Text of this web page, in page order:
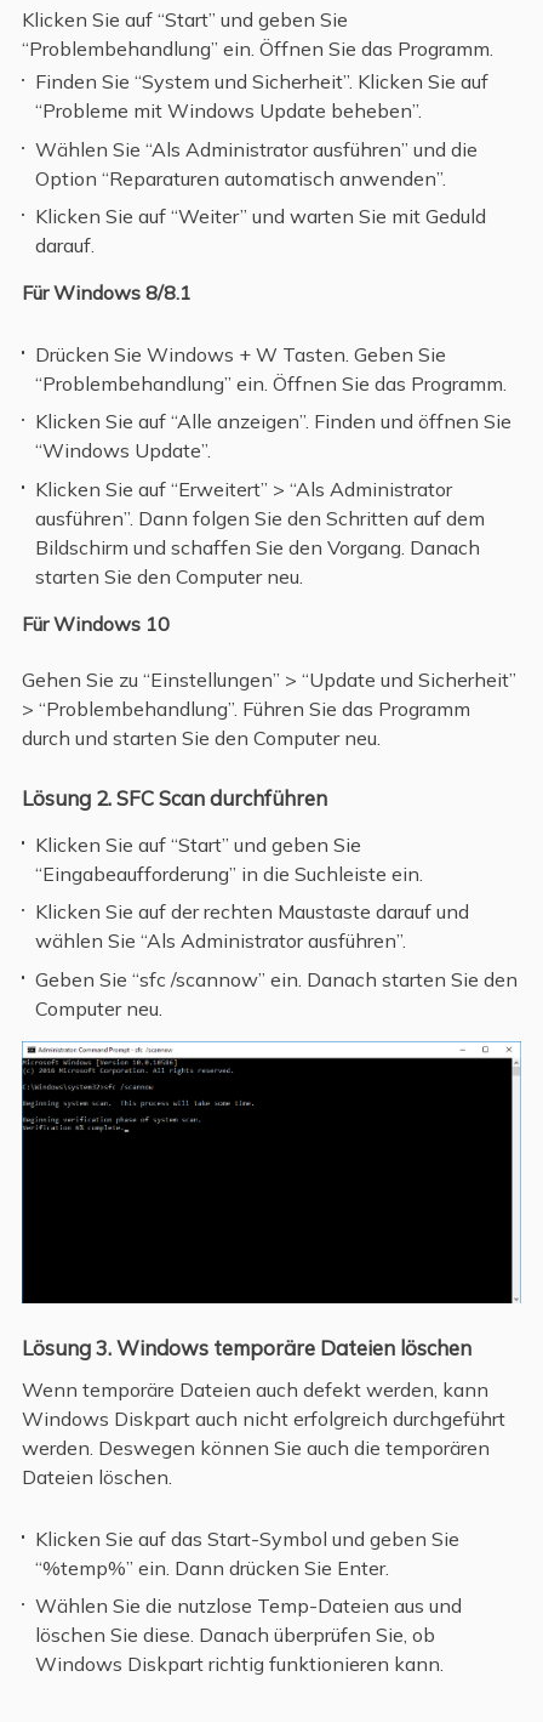
Klicken Sie auf “Start” und geben Sie
“Problembehandlung” ein. Öffnen Sie das Programm.
Finden Sie “System und Sicherheit”. Klicken Sie auf
“Probleme mit Windows Update beheben”.
Wählen Sie “Als Administrator ausführen” und die
Option “Reparaturen automatisch anwenden”.
Klicken Sie auf “Weiter” und warten Sie mit Geduld
darauf.
Für Windows 8/8.1
Drücken Sie Windows + W Tasten. Geben Sie
“Problembehandlung” ein. Öffnen Sie das Programm.
Klicken Sie auf “Alle anzeigen”. Finden und öffnen Sie
“Windows Update”.
Klicken Sie auf “Erweitert” > “Als Administrator
ausführen”. Dann folgen Sie den Schritten auf dem
Bildschirm und schaffen Sie den Vorgang. Danach
starten Sie den Computer neu.
Für Windows 10
Gehen Sie zu “Einstellungen” > “Update und Sicherheit”
> “Problembehandlung”. Führen Sie das Programm
durch und starten Sie den Computer neu.
Lösung 2. SFC Scan durchführen
Klicken Sie auf “Start” und geben Sie
“Eingabeaufforderung” in die Suchleiste ein.
Klicken Sie auf der rechten Maustaste darauf und
wählen Sie “Als Administrator ausführen”.
Geben Sie “sfc /scannow” ein. Danach starten Sie den
Computer neu.
Lösung 3. Windows temporäre Dateien löschen
Wenn temporäre Dateien auch defekt werden, kann
Windows Diskpart auch nicht erfolgreich durchgeführt
werden. Deswegen können Sie auch die temporären
Dateien löschen.
Klicken Sie auf das Start-Symbol und geben Sie
“%temp%” ein. Dann drücken Sie Enter.
Wählen Sie die nutzlose Temp-Dateien aus und
löschen Sie diese. Danach überprüfen Sie, ob
Windows Diskpart richtig funktionieren kann.